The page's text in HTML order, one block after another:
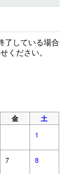
了している場合
ください。
金
土
1
7 8